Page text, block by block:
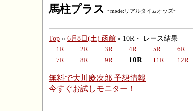
馬柱プラス ~mode:リアルタイムオッズ~
Top » 6月8日(土) 函館 » 10R・ レース結果
1R 2R 3R 4R 5R
6R
7R
8R 9R 10R 11R 12R
無料で大川慶次郎 予想情報
今すぐお試しモニター！